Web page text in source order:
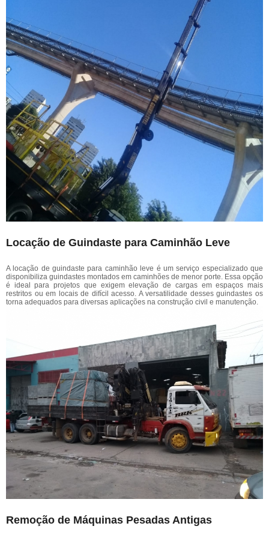
Locação de Guindaste para Caminhão Leve
A locação de guindaste para caminhão leve é um serviço especializado que
disponibiliza guindastes montados em caminhões de menor porte. Essa opção
é ideal para projetos que exigem elevação de cargas em espaços mais
restritos ou em locais de difícil acesso. A versatilidade desses guindastes os
torna adequados para diversas aplicações na construção civil e manutenção.
Remoção de Máquinas Pesadas Antigas